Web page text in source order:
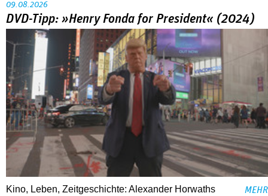
09.08.2026
DVD-Tipp: »Henry Fonda for President« (2024)
Kino, Leben, Zeitgeschichte: Alexander Horwaths
MEHR